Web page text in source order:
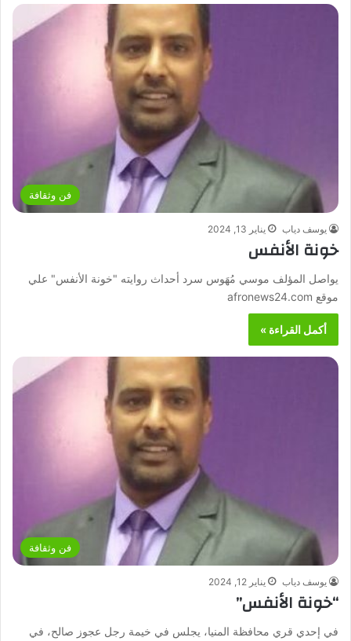
فن وثقافة
يوسف دياب يناير 13, 2024
خونة الأنفس
يواصل المؤلف موسي مُهَوس سرد أحداث روايته "خونة الأنفس" علي
موقع afronews24.com
أكمل القراءة »
فن وثقافة
يوسف دياب يناير 12, 2024
“خونة الأنفس”
في إحدي قري محافظة المنيا، يجلس في خيمة رجل عجوز صالح، في